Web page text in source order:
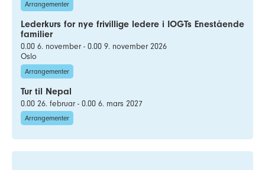
Arrangementer
Lederkurs for nye frivillige ledere i IOGTs Enestående
familier
0.00 6. november - 0.00 9. november 2026
Oslo
Arrangementer
Tur til Nepal
0.00 26. februar - 0.00 6. mars 2027
Arrangementer